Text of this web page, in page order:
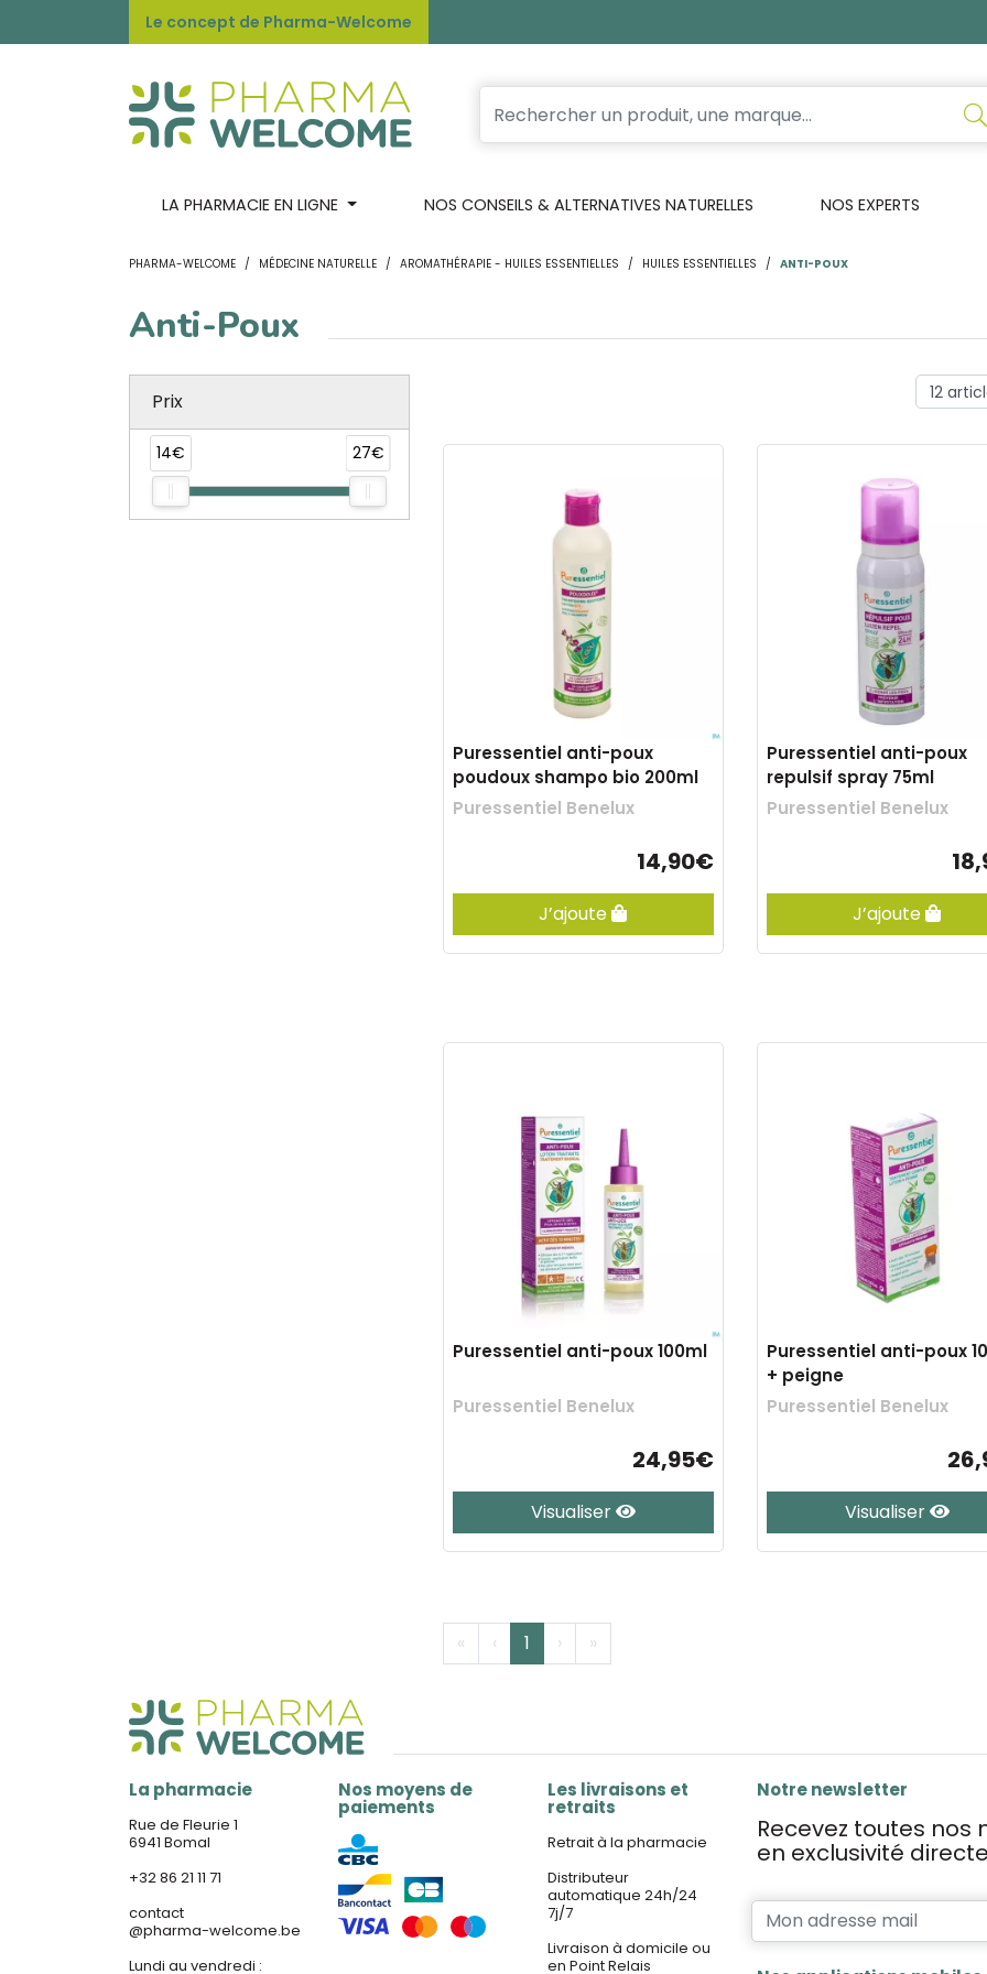
Le concept de Pharma-Welcome
LA PHARMACIE EN LIGNE NOS CONSEILS & ALTERNATIVES NATURELLES NOS EXPERTS
PHARMA-WELCOME MÉDECINE NATURELLE AROMATHÉRAPIE - HUILES ESSENTIELLES HUILES ESSENTIELLES ANTI-POUX
Anti-Poux
Prix
14€ 27€
Puressentiel anti-poux
poudoux shampo bio 200ml
Puressentiel Benelux
14,90€
J’ajoute
Puressentiel anti-poux
repulsif spray 75ml
Puressentiel Benelux
J’ajoute
Puressentiel anti-poux 100ml
Puressentiel Benelux
24,95€
Visualiser
Puressentiel anti-poux
+ peigne
Puressentiel Benelux
Visualiser
« ‹ 1 › »
La pharmacie
Rue de Fleurie 1
6941 Bomal
+32 86 21 11 71
contact
@pharma-welcome.be
Lundi au vendredi :
Nos moyens de
paiements
Les livraisons et
retraits
Retrait à la pharmacie
Distributeur
automatique 24h/24
7j/7
Livraison à domicile ou
en Point Relais
Notre newsletter
Recevez toutes
en exclusivité